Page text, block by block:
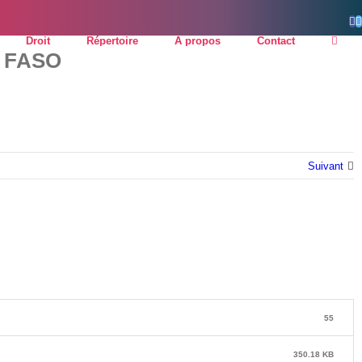
Droit Répertoire À propos Contact
Suivant
55
350.18 KB